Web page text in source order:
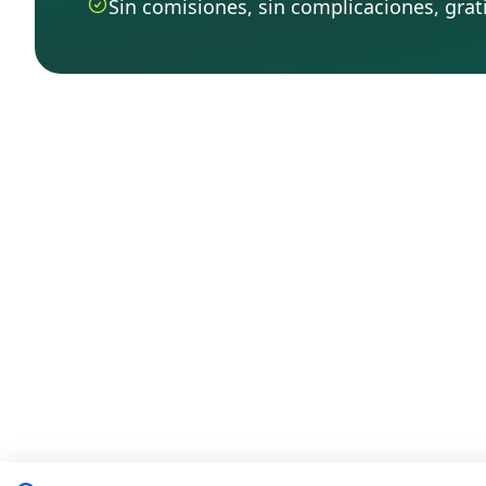
Sin comisiones, sin complicaciones,